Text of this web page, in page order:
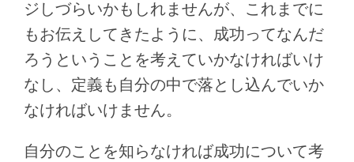
ジしづらいかもしれませんが、これまでに
もお伝えしてきたように、成功ってなんだ
ろうということを考えていかなければいけ
なし、定義も自分の中で落とし込んでいか
なければいけません。
自分のことを知らなければ成功について考